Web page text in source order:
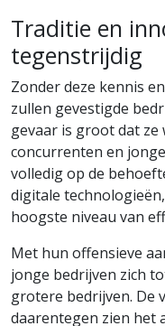
Traditie en
tegenstrijdig
Zonder deze kennis
zullen gevestigde
gevaar is groot dat
concurrenten en
volledig op de
digitale
hoogste niveau van
Met hun offensieve
jonge bedrijven zich
grotere bedrijven. De
daarentegen zien het